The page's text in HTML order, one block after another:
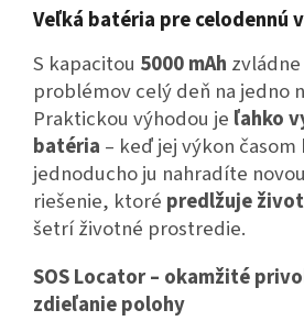
Veľká batéria pre celodennú
S kapacitou 5000 mAh
problémov celý deň na jedno
Praktickou výhodou je ľahko
batéria – keď jej výkon časom
jednoducho ju nahradíte
riešenie, ktoré predlžuje
šetrí životné prostredie.
SOS Locator – okamžité
zdieľanie polohy